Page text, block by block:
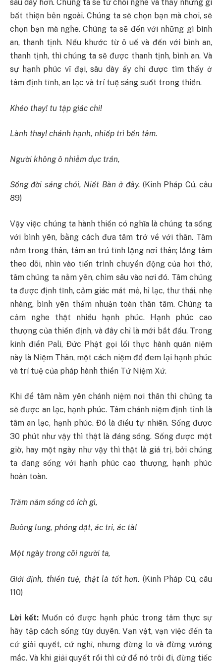
sâu dày hơn. Chúng ta sẽ từ chối nghe và thấy những gì
bất thiện bên ngoài. Chúng ta sẽ chọn bạn mà chơi, sẽ
chọn bạn mà nghe. Chúng ta sẽ đến với những gì bình
an, thanh tịnh. Nếu khước từ ô uế và đến với bình an,
thanh tịnh, thì chúng ta sẽ được thanh tịnh, bình an. Và
sự hạnh phúc vĩ đại, sâu dày ấy chỉ được tìm thấy ở
tâm định tĩnh, an lạc và trí tuệ sáng suốt trong thiền.
Khéo thay! tu tập giác chi!
Lành thay! chánh hạnh, nhiếp trì bền tâm.
Người không ô nhiễm dục trần,
Sống đời sáng chói, Niết Bàn ở đây. (Kinh Pháp Cú, câu
89)
Vậy việc chúng ta hành thiền có nghĩa là chúng ta sống
với bình yên, bằng cách đưa tâm trở về với thân. Tâm
nằm trong thân, tâm an trú tĩnh lặng nơi thân; lắng tâm
theo dõi, nhìn vào tiến trình chuyển động của hơi thở,
tâm chúng ta nằm yên, chìm sâu vào nơi đó. Tâm chúng
ta được định tĩnh, cảm giác mát mẻ, hỉ lạc, thư thái, nhẹ
nhàng, bình yên thấm nhuận toàn thân tâm. Chúng ta
cảm nghe thật nhiều hạnh phúc. Hạnh phúc cao
thượng của thiền định, và đây chỉ là mới bắt đầu. Trong
kinh điển Pali, Ðức Phật gọi lối thực hành quán niệm
này là Niệm Thân, một cách niệm để đem lại hạnh phúc
và trí tuệ của pháp hành thiền Tứ Niệm Xứ.
Khi để tâm nằm yên chánh niệm nơi thân thì chúng ta
sẽ được an lạc, hạnh phúc. Tâm chánh niệm định tỉnh là
tâm an lạc, hạnh phúc. Ðó là điều tự nhiên. Sống được
30 phút như vậy thì thật là đáng sống. Sống được một
giờ, hay một ngày như vậy thì thật là giá trị, bởi chúng
ta đang sống với hạnh phúc cao thượng, hạnh phúc
hoàn toàn.
Trăm năm sống có ích gì,
Buông lung, phóng dật, ác tri, ác tà!
Một ngày trong cõi người ta,
Giới định, thiền tuệ, thật là tốt hơn. (Kinh Pháp Cú, câu
110)
Lời kết: Muốn có được hạnh phúc trong tâm thực sự
hãy tập cách sống tùy duyên. Vạn vật, vạn việc đến ta
cứ giải quyết, cứ nghĩ, nhưng đừng lo và đừng vướng
mắc. Và khi giải quyết rồi thì cứ để nó trôi đi, đừng tiếc